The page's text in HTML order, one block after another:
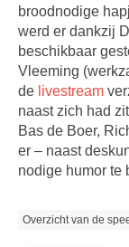
broodnodige
werd er dankzij
beschikbaar
Vleeming
de livestream
naast zich had
Bas de Boer,
er – naast
nodige humor te
Overzicht van de